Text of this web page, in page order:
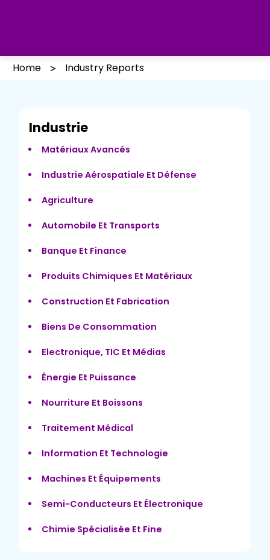
Home Industry Reports
Industrie
Matériaux Avancés
Industrie Aérospatiale Et Défense
Agriculture
Automobile Et Transports
Banque Et Finance
Produits Chimiques Et Matériaux
Construction Et Fabrication
Biens De Consommation
Electronique, TIC Et Médias
Énergie Et Puissance
Nourriture Et Boissons
Traitement Médical
Information Et Technologie
Machines Et Équipements
Semi-Conducteurs Et Électronique
Chimie Spécialisée Et Fine